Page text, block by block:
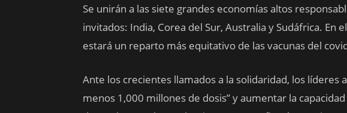
Se unirán a las siete grandes economías altos
invitados: India, Corea del Sur, Australia y Sudáfrica. En
estará un reparto más equitativo de las vacunas del
Ante los crecientes llamados a la solidaridad, los líderes
menos 1,000 millones de dosis” y aumentar la